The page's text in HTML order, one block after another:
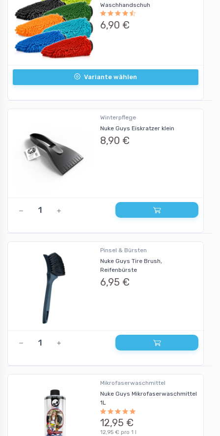
Waschhandschuh
6,90 €
Variante wählen
Winterpflege
Nuke Guys Eiskratzer klein
8,90 €
Pinsel & Bürsten
Nuke Guys Tire Brush,
Reifenbürste
6,95 €
Mikrofaserwaschmittel
Nuke Guys Mikrofaserwaschmittel
1L
12,95 €
12,95 € pro 1 l